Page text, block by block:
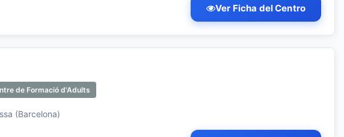
Ver Ficha del Centro
de Formació d'Adults
(Barcelona)